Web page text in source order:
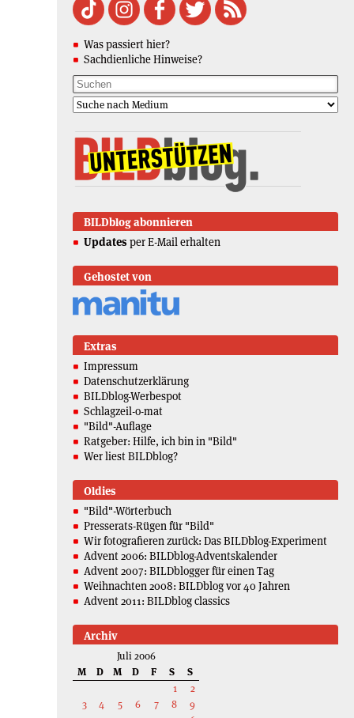
Was passiert hier?
Sachdienliche Hinweise?
BILDblog abonnieren
Updates per E-Mail erhalten
Gehostet von
Extras
Impressum
Datenschutzerklärung
BILDblog-Werbespot
Schlagzeil-o-mat
"Bild"-Auflage
Ratgeber: Hilfe, ich bin in "Bild"
Wer liest BILDblog?
Oldies
"Bild"-Wörterbuch
Presserats-Rügen für "Bild"
Wir fotografieren zurück: Das BILDblog-Experiment
Advent 2006: BILDblog-Adventskalender
Advent 2007: BILDblogger für einen Tag
Weihnachten 2008: BILDblog vor 40 Jahren
Advent 2011: BILDblog classics
Archiv
Juli 2006
M
D M D F S
S
1
2
3
4 5 6 7 8
9